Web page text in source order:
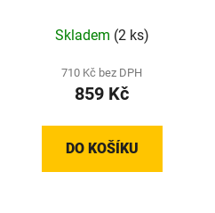
Skladem (2 ks)
710 Kč bez DPH
859 Kč
DO KOŠÍKU